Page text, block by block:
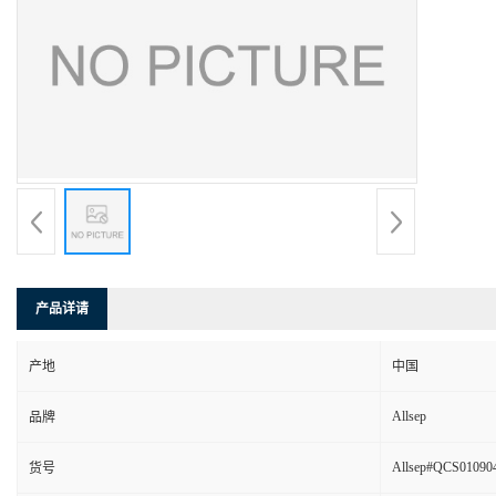
产品详请
产地 中国
品牌 Allsep
货号